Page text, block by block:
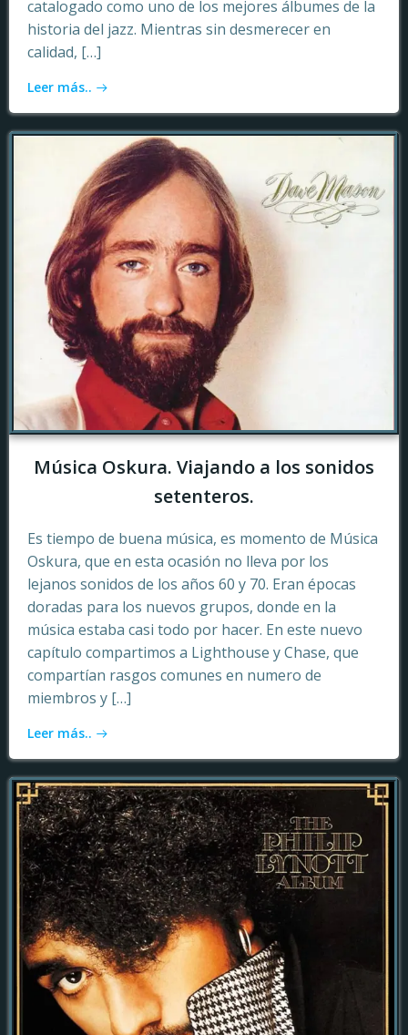
catalogado como uno de los mejores álbumes de la
historia del jazz. Mientras sin desmerecer en
calidad, […]
Leer más..
Música Oskura. Viajando a los sonidos
setenteros.
Es tiempo de buena música, es momento de Música
Oskura, que en esta ocasión no lleva por los
lejanos sonidos de los años 60 y 70. Eran épocas
doradas para los nuevos grupos, donde en la
música estaba casi todo por hacer. En este nuevo
capítulo compartimos a Lighthouse y Chase, que
compartían rasgos comunes en numero de
miembros y […]
Leer más..